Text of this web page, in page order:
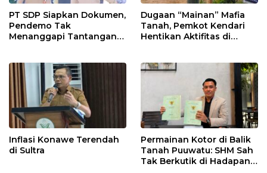
PT SDP Siapkan Dokumen,
Pendemo Tak
Menanggapi Tantangan
Dugaan “Mainan” Mafia
Tanah, Pemkot Kendari
Hentikan Aktifitas di
Inflasi Konawe Terendah
di Sultra
Permainan Kotor di Balik
Tanah Puuwatu: SHM Sah
Tak Berkutik di Hadapan